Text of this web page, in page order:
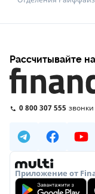
Рассчитывайте на
0 800 307 555
Приложение от